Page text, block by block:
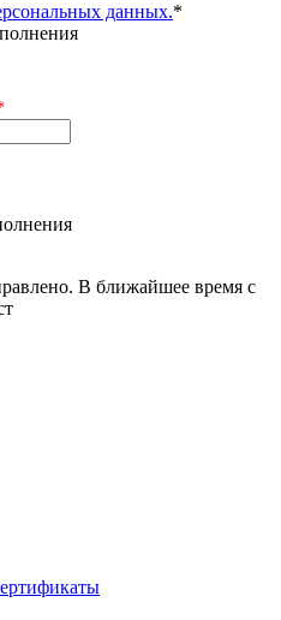
данных.*
В ближайшее время с